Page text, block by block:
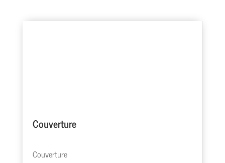
Couverture
Couverture